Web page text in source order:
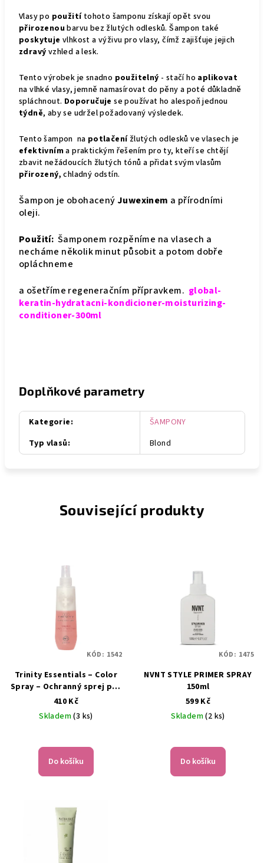
Vlasy po použitítohoto šamponu získají opět svou
přirozenoubarvu bez žlutých odlesků. Šampon také
poskytuje vlhkost a výživu pro vlasy, čímž zajišťuje jejich
zdravý vzhled a lesk.
Tento výrobek je snadno použitelný - stačí ho aplikovat
na vlhké vlasy, jemně namasírovat do pěny a poté důkladně
spláchnout. Doporučuje se používat ho alespoň jednou
týdně, aby se udržel požadovaný výsledek.
Tento šampon na potlačenížlutých odlesků ve vlasech je
efektivníma praktickým řešením pro ty, kteří se chtějí
zbavit nežádoucích žlutých tónů a přidat svým vlasům
přirozený, chladný odstín.
Šampon je obohacenýJuwexinem a přírodními
oleji.
Použití: Šamponem rozpěníme na vlasech a
necháme několik minut působit a potom dobře
opláchneme
a ošetříme regeneračním přípravkem. global-
keratin-hydratacni-kondicioner-moisturizing-
conditioner-300ml
Doplňkové parametry
Kategorie:
ŠAMPONY
Typ vlasů: Blond
Související produkty
Trinity Essentials – Color
Spray – Ochranný sprej pro
barvené vlasy – 200 ml
410 Kč
Skladem(3 ks)
Do košíku
KÓD: 1542
NVNT STYLE PRIMER SPRAY
150ml
599 Kč
Skladem(2 ks)
Do košíku
KÓD: 1475